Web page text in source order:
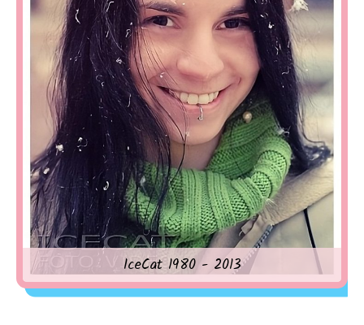
IceCat 1980 - 2013